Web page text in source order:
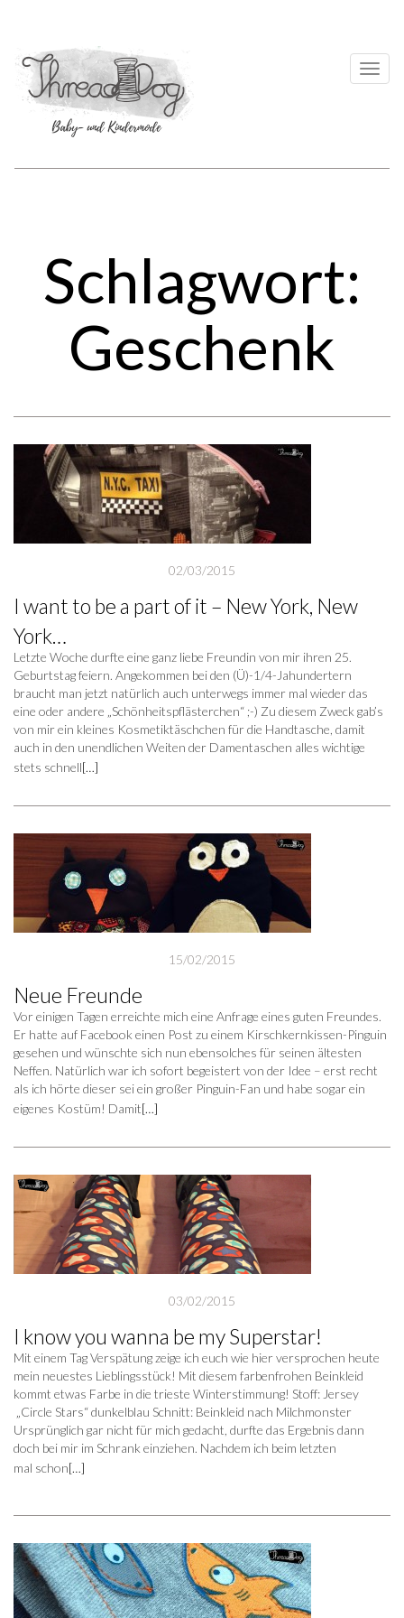
Schlagwort:
Geschenk
02/03/2015
I want to be a part of it – New York, New
York…
Letzte Woche durfte eine ganz liebe Freundin von mir ihren 25.
Geburtstag feiern. Angekommen bei den (Ü)-1/4-Jahundertern
braucht man jetzt natürlich auch unterwegs immer mal wieder das
eine oder andere „Schönheitspflästerchen“ ;-) Zu diesem Zweck gab’s
von mir ein kleines Kosmetiktäschchen für die Handtasche, damit
auch in den unendlichen Weiten der Damentaschen alles wichtige
stets schnell[…]
15/02/2015
Neue Freunde
Vor einigen Tagen erreichte mich eine Anfrage eines guten Freundes.
Er hatte auf Facebook einen Post zu einem Kirschkernkissen-Pinguin
gesehen und wünschte sich nun ebensolches für seinen ältesten
Neffen. Natürlich war ich sofort begeistert von der Idee – erst recht
als ich hörte dieser sei ein großer Pinguin-Fan und habe sogar ein
eigenes Kostüm! Damit[…]
03/02/2015
I know you wanna be my Superstar!
Mit einem Tag Verspätung zeige ich euch wie hier versprochen heute
mein neuestes Lieblingsstück! Mit diesem farbenfrohen Beinkleid
kommt etwas Farbe in die trieste Winterstimmung! Stoff: Jersey
„Circle Stars“ dunkelblau Schnitt: Beinkleid nach Milchmonster
Ursprünglich gar nicht für mich gedacht, durfte das Ergebnis dann
doch bei mir im Schrank einziehen. Nachdem ich beim letzten
mal schon[…]